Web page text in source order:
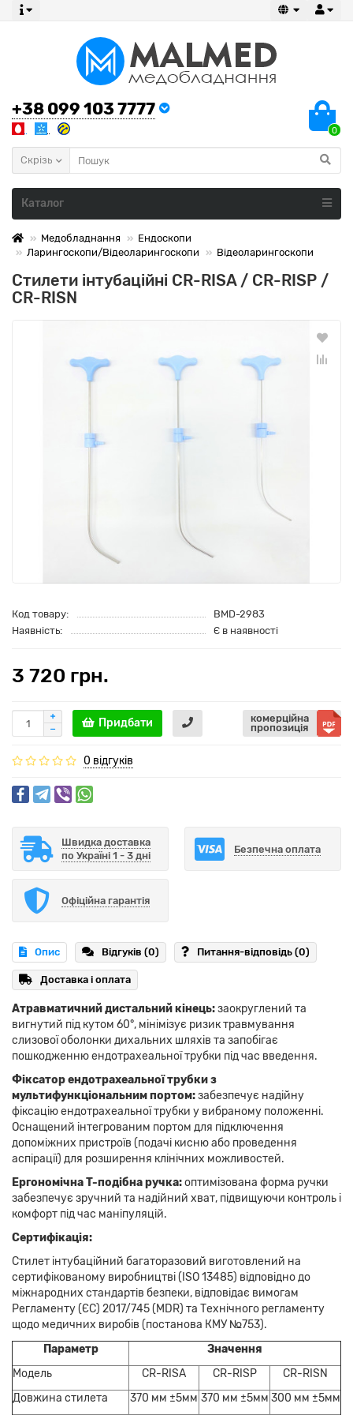
+38 099 103 7777
0
Скрізь
Каталог
Медобладнання
Ендоскопи
Ларингоскопи/Відеоларингоскопи
Відеоларингоскопи
Cтилети інтубаційні CR-RISA / CR-RISP /
CR-RISN
Код товару:
BMD-2983
Наявність:
Є в наявності
3 720 грн.
Придбати
комерційна
пропозиція
0 відгуків
Швидка доставка
по Україні 1 - 3 дні
Безпечна оплата
Офіційна гарантія
Опис Відгуків (0) Питання-відповідь (0)
Доставка і оплата
Атравматичний дистальний кінець:заокруглений та
вигнутий під кутом 60°, мінімізує ризик травмування
слизової оболонки дихальних шляхів та запобігає
пошкодженню ендотрахеальної трубки під час введення.
Фіксатор ендотрахеальної трубки з
мультифункціональним портом:забезпечує надійну
фіксацію ендотрахеальної трубки у вибраному положенні.
Оснащений інтегрованим портом для підключення
допоміжних пристроїв (подачі кисню або проведення
аспірації) для розширення клінічних можливостей.
Ергономічна T-подібна ручка:оптимізована форма ручки
забезпечує зручний та надійний хват, підвищуючи контроль і
комфорт під час маніпуляцій.
Сертифікація:
Cтилет інтубаційний багаторазовий виготовлений на
сертифікованому виробництві (ISO 13485) відповідно до
міжнародних стандартів безпеки, відповідає вимогам
Регламенту (ЄС) 2017/745 (MDR) та Технічного регламенту
щодо медичних виробів (постанова КМУ №753).
Параметр
Значення
Модель
CR-RISA CR-RISP
CR-RISN
Довжина стилета
370 мм ±5мм 370 мм ±5мм 300 мм ±5мм